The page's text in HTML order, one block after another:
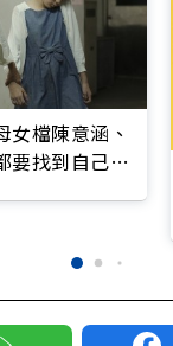
女檔陳意涵、
要找到自己情